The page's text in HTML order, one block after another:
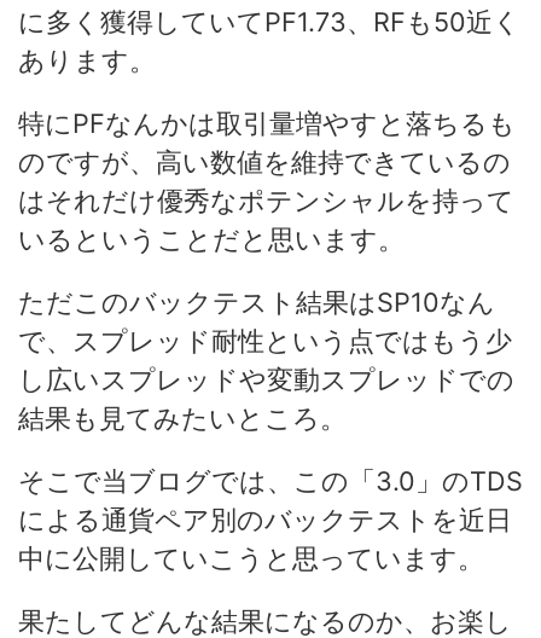
に多く獲得していてPF1.73、RFも50近く
あります。
特にPFなんかは取引量増やすと落ちるも
のですが、高い数値を維持できているの
はそれだけ優秀なポテンシャルを持って
いるということだと思います。
ただこのバックテスト結果はSP10なん
で、スプレッド耐性という点ではもう少
し広いスプレッドや変動スプレッドでの
結果も見てみたいところ。
そこで当ブログでは、この「3.0」のTDS
による通貨ペア別のバックテストを近日
中に公開していこうと思っています。
果たしてどんな結果になるのか、お楽し